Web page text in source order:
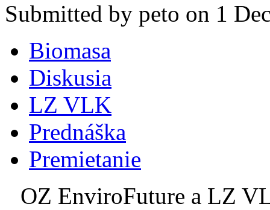
Submitted by peto on 1
Biomasa
Diskusia
LZ VLK
Prednáška
Premietanie
OZ EnviroFuture a LZ